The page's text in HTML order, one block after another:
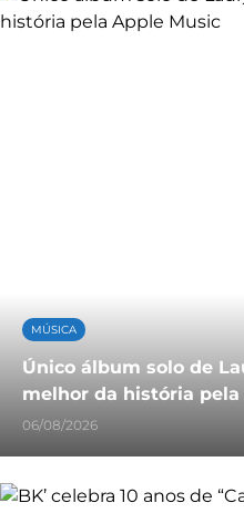
MÚSICA
Único álbum solo de
melhor da história
06/08/2026